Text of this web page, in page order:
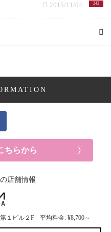
242
2015/11/04
ちらから
店舗情報
１ビル２F 平均料金: ¥8,700～